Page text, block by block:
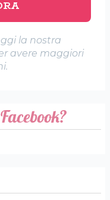
la nostra
avere maggiori